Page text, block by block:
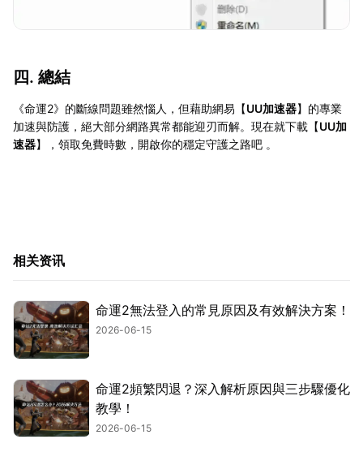
四. 總結
《命運2》的斷線問題雖然惱人，但藉助網易【UU加速器】的專業
加速與防護，絕大部分網路異常都能迎刃而解。現在就下載【UU加
速器】，領取免費時數，開啟你的穩定守護之路吧 。
相关资讯
命運2無法登入的常見原因及有效解決方案！
2026-06-15
命運2頻繁閃退？深入解析原因與三步驟優化
教學！
2026-06-15